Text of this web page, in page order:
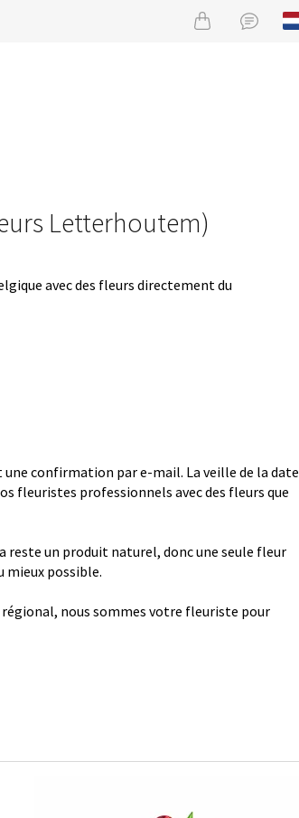
Letterhoutem)
avec des fleurs directement du
confirmation par e-mail. La veille de la date
fleuristes professionnels avec des fleurs que
reste un produit naturel, donc une seule fleur
mieux possible.
nous sommes votre fleuriste pour